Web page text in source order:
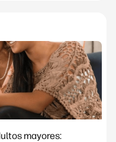
mayores: